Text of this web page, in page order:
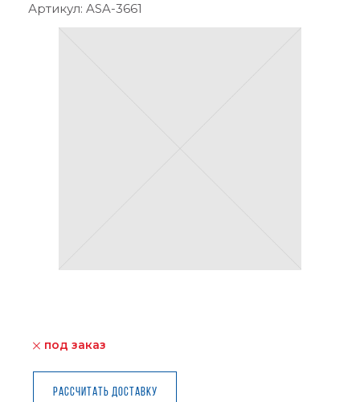
Артикул: ASA-3661
под заказ
Рассчитать доставку